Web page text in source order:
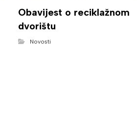
Obavijest o reciklažnom
dvorištu
Novosti